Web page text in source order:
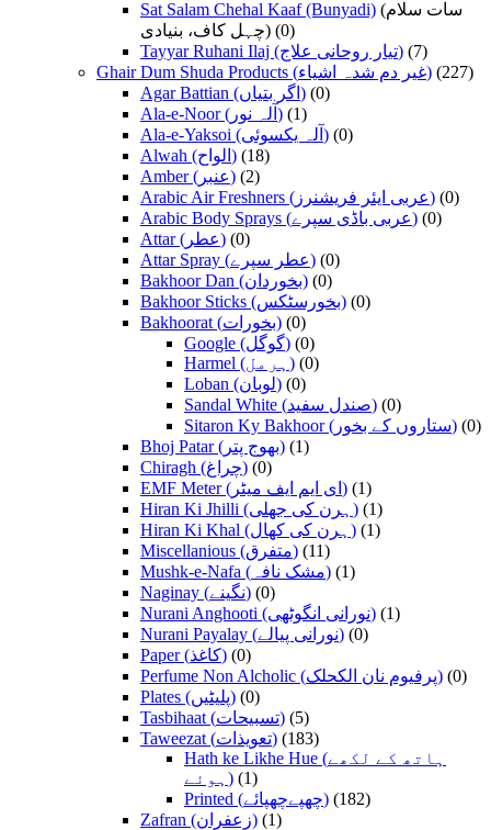
Sat Salam Chehal Kaaf (Bunyadi) (سات سلام
چہل کاف، بنیادی)
(0)
Tayyar Ruhani Ilaj (تیار روحانی علاج)
(7)
Ghair Dum Shuda Products (غیر دم شدہ اشیاء)
(227)
Agar Battian (اگر بتیاں)
(0)
Ala-e-Noor (آلہ نور)
(1)
Ala-e-Yaksoi (آلہ یکسوئی)
(0)
Alwah (الواح)
(18)
Amber (عنبر)
(2)
Arabic Air Freshners (عربی ایئر فریشنرز)
(0)
Arabic Body Sprays (عربی باڈی سپرے)
(0)
Attar (عطر)
(0)
Attar Spray (عطر سپرے)
(0)
Bakhoor Dan (بخوردان)
(0)
Bakhoor Sticks (بخورسٹکس)
(0)
Bakhoorat (بخورات)
(0)
Google (گوگل)
(0)
Harmel (ہرمل)
(0)
Loban (لوبان)
(0)
Sandal White (صندل سفید)
(0)
Sitaron Ky Bakhoor (ستاروں کے بخور)
(0)
Bhoj Patar (بھوج پتر)
(1)
Chiragh (چراغ)
(0)
EMF Meter (ای ایم ایف میٹر)
(1)
Hiran Ki Jhilli (ہرن کی جھلی)
(1)
Hiran Ki Khal (ہرن کی کھال)
(1)
Miscellanious (متفرق)
(11)
Mushk-e-Nafa (مشک نافہ)
(1)
Naginay (نگینے)
(0)
Nurani Anghooti (نورانی انگوٹھی)
(1)
Nurani Payalay (نورانی پیالے)
(0)
Paper (کاغذ)
(0)
Perfume Non Alcholic (پرفیوم نان الکحلک)
(0)
Plates (پلیٹیں)
(0)
Tasbihaat (تسبیحات)
(5)
Taweezat (تعویذات)
(183)
Hath ke Likhe Hue (ہاتھ کے لکھے
ہوئے)
(1)
Printed (چھپےچھپائے)
(182)
Zafran (زعفران)
(1)